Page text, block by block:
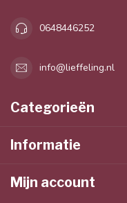
0648446252
info@lieffeling.nl
Categorieën
Informatie
Mijn account